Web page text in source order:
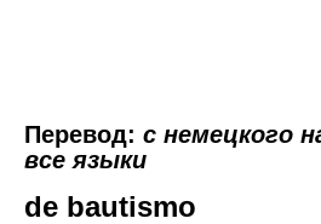
Перевод: с немецкого
все языки
de bautismo